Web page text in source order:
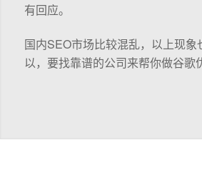
有回应。
国内SEO市场比较混乱，以上现象
以，要找靠谱的公司来帮你做谷歌